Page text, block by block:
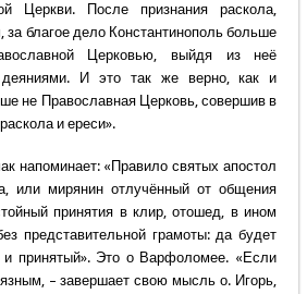
Церкви. После признания раскола,
за благое дело Константинополь больше
Церковью, выйдя из неё
деяниями. И это так же верно, как и
не Православная Церковь, совершив в
и ереси».
напоминает: «Правило святых апостол
или мирянин отлучённый от общения
принятия в клир, отошед, в ином
представительной грамоты: да будет
и принятый». Это о Варфоломее. «Если
– завершает свою мысль о. Игорь,